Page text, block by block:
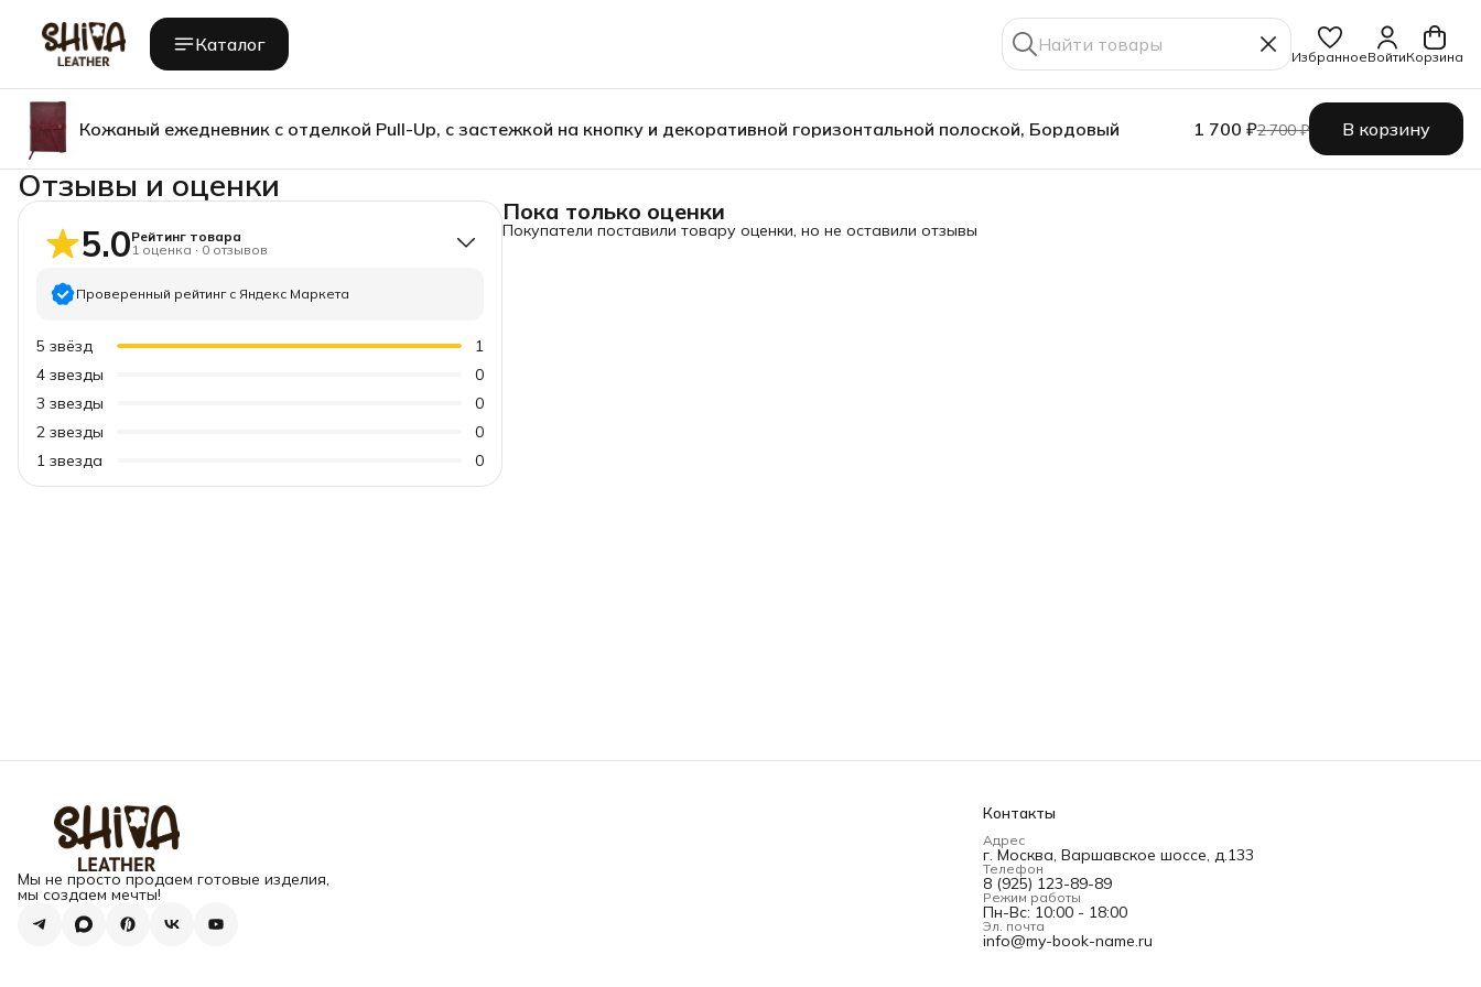
Каталог
ИзбранноеВойтиКорзина
Кожаный ежедневник с отделкой Pull-Up, с застежкой на кнопку и декоративной горизонтальной полоской, Бордовый 1 700 ₽2 700 ₽ В корзину
Отзывы и оценки
5.0Рейтинг товара
1 оценка · 0 отзывов
Проверенный рейтинг с Яндекс Маркета
5 звёзд
1
4 звезды
0
3 звезды
0
2 звезды
0
1 звезда 0
Пока только оценки
Покупатели поставили товару оценки, но не оставили отзывы
Мы не просто продаем готовые изделия,
мы создаем мечты!
Контакты
Адрес
г. Москва, Варшавское шоссе, д.133
Телефон
8 (925) 123-89-89
Режим работы
Пн-Вс: 10:00 - 18:00
Эл. почта
info@my-book-name.ru